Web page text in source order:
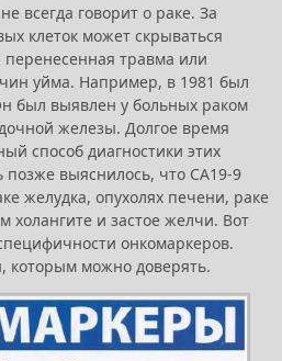
всегда говорит о раке. За
клеток может скрываться
травма или
уйма. Например, в 1981 был
был выявлен у больных раком
железы. Долгое время
способ диагностики этих
выяснилось, что CA19-9
желудка, опухолях печени, раке
холангите и застое желчи. Вот
онкомаркеров.
которым можно доверять.